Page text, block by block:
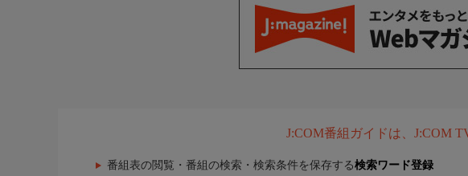
J:COM番組ガイドは、J:COM
番組表の閲覧・番組の検索・検索条件を保存する検索ワード登録